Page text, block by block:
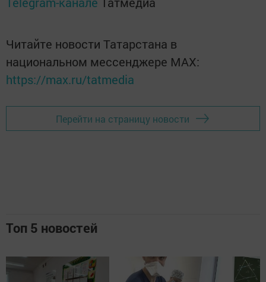
Читайте новости Татарстана в
национальном мессенджере MАХ:
https://max.ru/tatmedia
Перейти на страницу новости
Топ 5 новостей